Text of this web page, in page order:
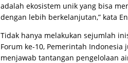
adalah ekosistem unik yang bisa
dengan lebih berkelanjutan,” kata
Tidak hanya melakukan sejumlah
Forum ke-10, Pemerintah
menjawab tantangan pengelolaan